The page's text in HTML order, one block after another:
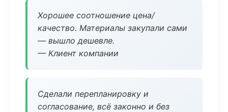
Хорошее соотношение цена/
качество. Материалы закупали сами
— вышло дешевле.
— Клиент компании
Сделали перепланировку и
согласование, всё законно и без